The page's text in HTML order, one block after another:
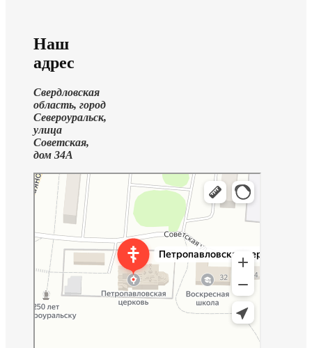
Наш
адрес
Свердловская
область, город
Североуральск,
улица
Советская,
дом 34А